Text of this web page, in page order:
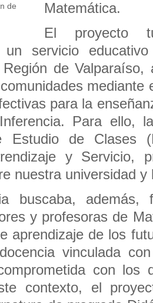
de
Matemática.
El proyecto
servicio
de Valparaíso,
mediante
para la
Para ello,
Estudio de Clases
y Servicio,
nuestra universidad y
buscaba, además,
y profesoras de
aprendizaje de los
vinculada
con los
contexto, el